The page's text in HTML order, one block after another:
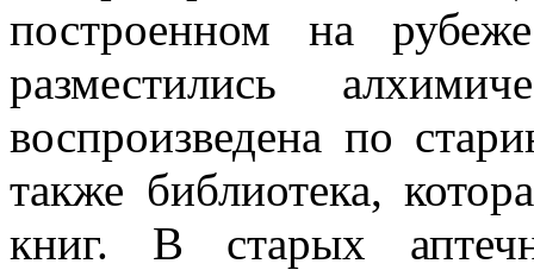
построенном на
разместились
воспроизведена по
также библиотека,
книг. В старых